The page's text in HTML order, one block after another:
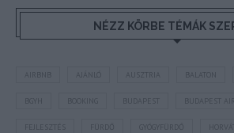
NÉZZ KÖRBE TÉMÁK
AUSZTRIA BALATON
BUDAPEST BUDAPEST
FEJLESZTÉS